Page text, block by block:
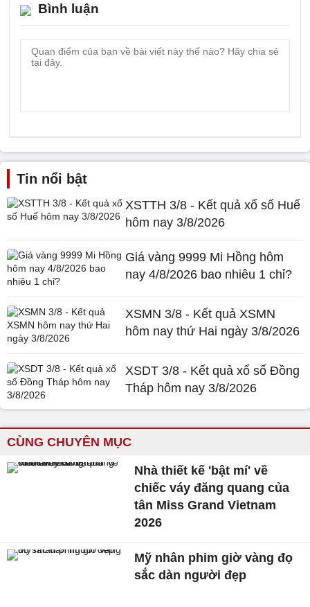
Bình luận
Tin nổi bật
XSTTH 3/8 - Kết quả xổ số Huế
hôm nay 3/8/2026
Giá vàng 9999 Mi Hồng hôm
nay 4/8/2026 bao nhiêu 1 chỉ?
XSMN 3/8 - Kết quả XSMN
hôm nay thứ Hai ngày 3/8/2026
XSDT 3/8 - Kết quả xổ số Đồng
Tháp hôm nay 3/8/2026
CÙNG CHUYÊN MỤC
Nhà thiết kế 'bật mí' về
chiếc váy đăng quang của
tân Miss Grand Vietnam
2026
Mỹ nhân phim giờ vàng đọ
sắc dàn người đẹp